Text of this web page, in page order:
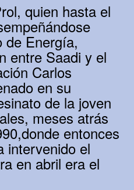
quien hasta el
de Energía,
entre Saadi y el
Carlos
en su
de la joven
meses atrás
entonces
intervenido el
en abril era el